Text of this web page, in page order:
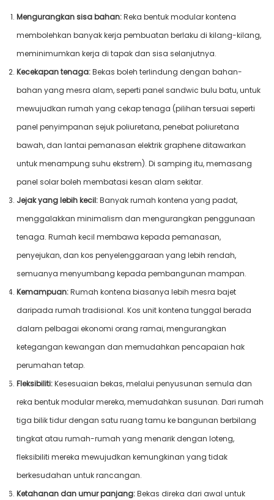
Mengurangkan sisa bahan:Reka bentuk modular kontena
membolehkan banyak kerja pembuatan berlaku di kilang-kilang,
meminimumkan kerja di tapak dan sisa selanjutnya.
Kecekapan tenaga:Bekas boleh terlindung dengan bahan-
bahan yang mesra alam, seperti panel sandwic bulu batu, untuk
mewujudkan rumah yang cekap tenaga (pilihan tersuai seperti
panel penyimpanan sejuk poliuretana, penebat poliuretana
bawah, dan lantai pemanasan elektrik graphene ditawarkan
untuk menampung suhu ekstrem). Di samping itu, memasang
panel solar boleh membatasi kesan alam sekitar.
Jejak yang lebih kecil:Banyak rumah kontena yang padat,
menggalakkan minimalism dan mengurangkan penggunaan
tenaga. Rumah kecil membawa kepada pemanasan,
penyejukan, dan kos penyelenggaraan yang lebih rendah,
semuanya menyumbang kepada pembangunan mampan.
Kemampuan:Rumah kontena biasanya lebih mesra bajet
daripada rumah tradisional. Kos unit kontena tunggal berada
dalam pelbagai ekonomi orang ramai, mengurangkan
ketegangan kewangan dan memudahkan pencapaian hak
perumahan tetap.
Fleksibiliti:Kesesuaian bekas, melalui penyusunan semula dan
reka bentuk modular mereka, memudahkan susunan. Dari rumah
tiga bilik tidur dengan satu ruang tamu ke bangunan berbilang
tingkat atau rumah-rumah yang menarik dengan loteng,
fleksibiliti mereka mewujudkan kemungkinan yang tidak
berkesudahan untuk rancangan.
Ketahanan dan umur panjang:Bekas direka dari awal untuk